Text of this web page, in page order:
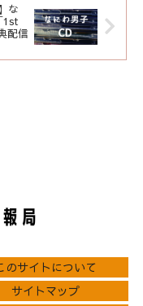
な
1st
配信
のサイトについて
サイトマップ